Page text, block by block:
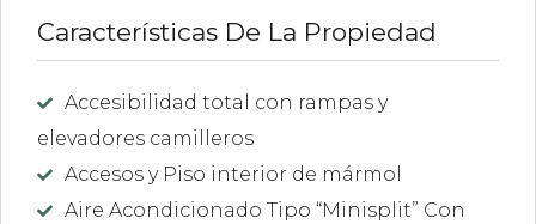
Características De La Propiedad
Accesibilidad total con rampas y
elevadores camilleros
Accesos y Piso interior de mármol
Aire Acondicionado Tipo “Minisplit” Con